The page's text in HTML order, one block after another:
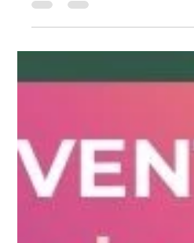
12 févr.
1 min de lecture